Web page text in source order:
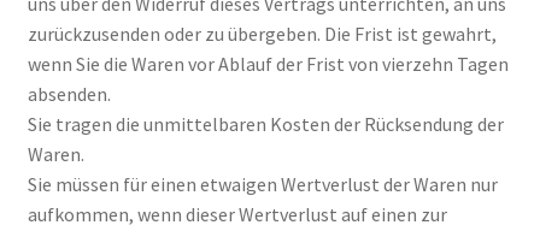
zurückzusenden oder zu übergeben. Die Frist ist gewahrt,
wenn Sie die Waren vor Ablauf der Frist von vierzehn Tagen
absenden.
Sie tragen die unmittelbaren Kosten der Rücksendung der
Waren.
Sie müssen für einen etwaigen Wertverlust der Waren nur
aufkommen, wenn dieser Wertverlust auf einen zur